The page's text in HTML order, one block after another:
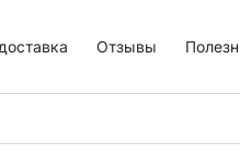
Отзывы